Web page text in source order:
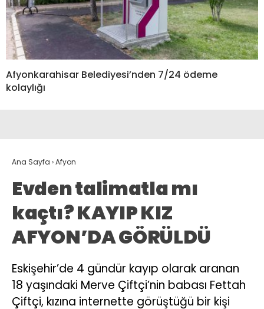
Afyonkarahisar Belediyesi’nden 7/24 ödeme
kolaylığı
Ana Sayfa ›Afyon
Evden talimatla mı
kaçtı? KAYIP KIZ
AFYON’DA GÖRÜLDÜ
Eskişehir’de 4 gündür kayıp olarak aranan
18 yaşındaki Merve Çiftçi’nin babası Fettah
Çiftçi, kızına internette görüştüğü bir kişi